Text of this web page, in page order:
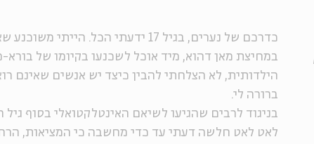
כדרכם של נערים, בגיל 17 ידעתי הכל.
במחיצת מאן דהוא, מיד אוכל לשכנעו בקיומו של
הילדותית, לא הצלחתי להבין כיצד יש אנשים שאינם
ברורה לי.
בניגוד לרבים שהגיעו לשיאם האינטלקטואלי בסוף גיל
לאט לאט חלשה דעתי עד כדי מחשבה כי המציאות,